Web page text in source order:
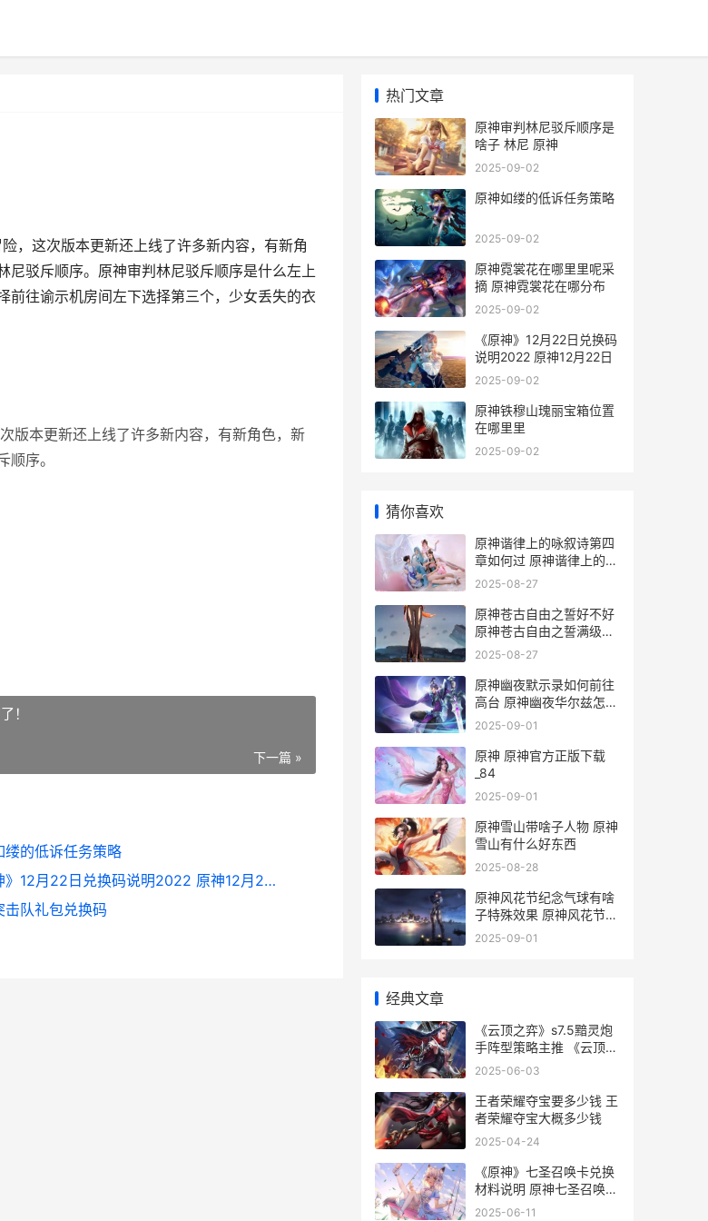
，这次版本更新还上线了许多新内容，有新角
尼驳斥顺序。原神审判林尼驳斥顺序是什么左上
前往谕示机房间左下选择第三个，少女丢失的衣
版本更新还上线了许多新内容，有新角色，新
顺序。
！
下一篇 »
缕的低诉任务策略
《原神》12月22日兑换码说明2022 原神12月22日
击队礼包兑换码
热门文章
原神审判林尼驳斥顺序是
啥子 林尼 原神
2025-09-02
原神如缕的低诉任务策略
2025-09-02
原神霓裳花在哪里里呢采
摘 原神霓裳花在哪分布
2025-09-02
《原神》12月22日兑换码
说明2022 原神12月22日
2025-09-02
原神铁穆山瑰丽宝箱位置
在哪里里
2025-09-02
猜你喜欢
原神谐律上的咏叙诗第四
章如何过 原神谐律上的咏
叙诗前置任务
2025-08-27
原神苍古自由之誓好不好
原神苍古自由之誓满级属
性
2025-08-27
原神幽夜默示录如何前往
高台 原神幽夜华尔兹怎么
得
2025-09-01
原神 原神官方正版下载
_84
2025-09-01
原神雪山带啥子人物 原神
雪山有什么好东西
2025-08-28
原神风花节纪念气球有啥
子特殊效果 原神风花节纪
念品
2025-09-01
经典文章
《云顶之弈》s7.5黯灵炮
手阵型策略主推 《云顶之
弈》上央视
2025-06-03
王者荣耀夺宝要多少钱 王
者荣耀夺宝大概多少钱
2025-04-24
《原神》七圣召唤卡兑换
材料说明 原神七圣召唤
T0卡组推荐
2025-06-11